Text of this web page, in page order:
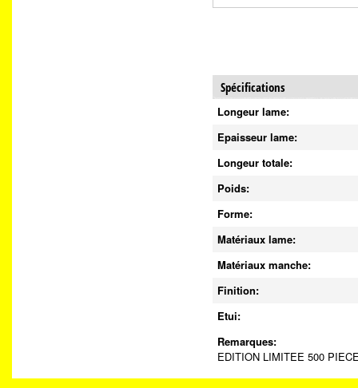
Spécifications
Longeur lame:
Epaisseur lame:
Longeur totale:
Poids:
Forme:
Matériaux lame:
Matériaux manche:
Finition:
Etui:
Remarques:
EDITION LIMITEE 500